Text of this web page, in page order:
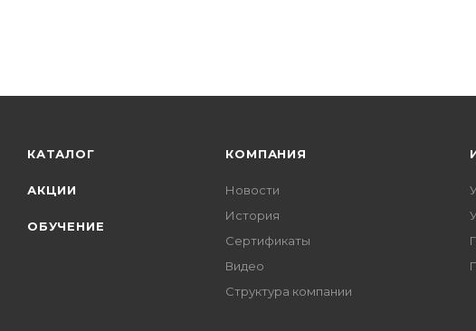
КАТАЛОГ
АКЦИИ
ОБУЧЕНИЕ
КОМПАНИЯ
Новости
История
Сертификаты
Видео
Структура компании